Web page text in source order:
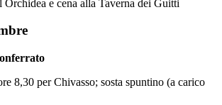
Orchidea e cena alla Taverna dei Guitti
8,30 per Chivasso; sosta spuntino (a carico